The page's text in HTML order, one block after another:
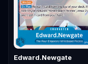
Edward.Newgate